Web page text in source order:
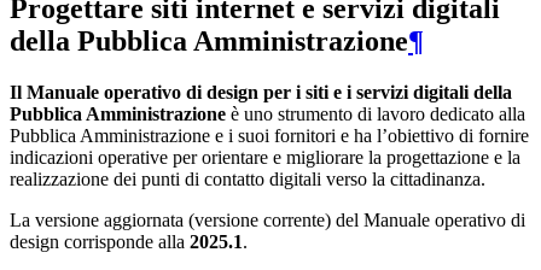
Progettare siti internet e servizi digitali
della Pubblica Amministrazione¶
Il Manuale operativo di design per i siti e i servizi digitali della
Pubblica Amministrazione è uno strumento di lavoro dedicato alla
Pubblica Amministrazione e i suoi fornitori e ha l’obiettivo di fornire
indicazioni operative per orientare e migliorare la progettazione e la
realizzazione dei punti di contatto digitali verso la cittadinanza.
La versione aggiornata (versione corrente) del Manuale operativo di
design corrisponde alla 2025.1.